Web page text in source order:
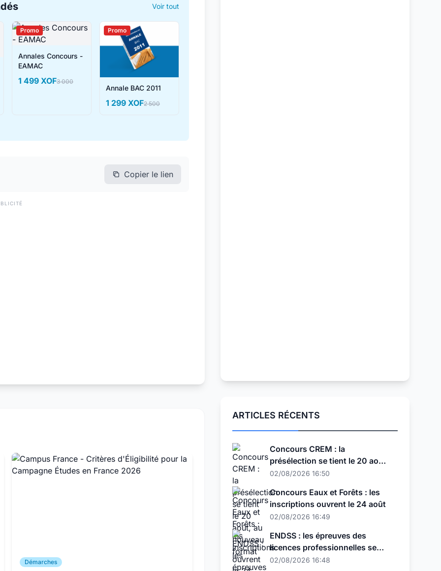
Voir tout
Promo
Annales Concours -
EAMAC
1 499 XOF3 000
Promo
Annale BAC 2011
1 299 XOF2 500
Copier le lien
Démarches
ARTICLES RÉCENTS
Concours CREM : la
présélection se tient le 20 août,
au nouveau format
02/08/2026 16:50
Concours Eaux et Forêts : les
inscriptions ouvrent le 24 août
02/08/2026 16:49
ENDSS : les épreuves des
licences professionnelles se
tiennent les 11, 12 et 13 août
02/08/2026 16:48